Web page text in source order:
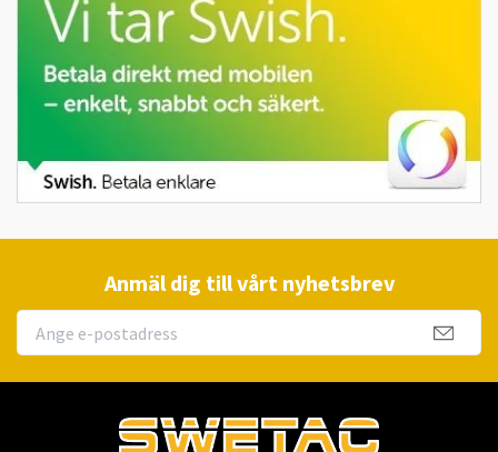
Anmäl dig till vårt nyhetsbrev